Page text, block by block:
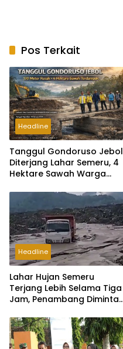
Pos Terkait
Headline
Tanggul Gondoruso Jebol
Diterjang Lahar Semeru, 4
Hektare Sawah Warga
Headline
Lahar Hujan Semeru
Terjang Lebih Selama Tiga
Jam, Penambang Diminta